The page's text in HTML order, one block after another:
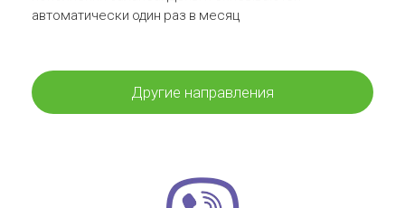
автоматически один раз в месяц
Другие направления